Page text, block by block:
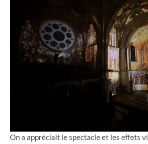
On a appréciait le spectacle et les effets